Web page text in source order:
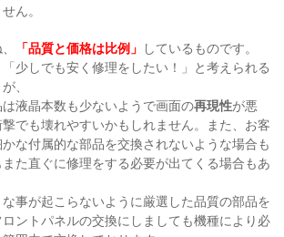
ん。
「品質と価格は比例」
しているものです。
少しでも安く修理をしたい！」と考えられる
、
液晶本数も少ないようで画面の再現性が悪
でも壊れやすいかもしれません。また、お客
な付属的な部品を交換されないような場合も
た直ぐに修理をする必要が出てくる場合もあ
事が起こらないように厳選した品質の部品を
ントパネルの交換にしましても機種により必